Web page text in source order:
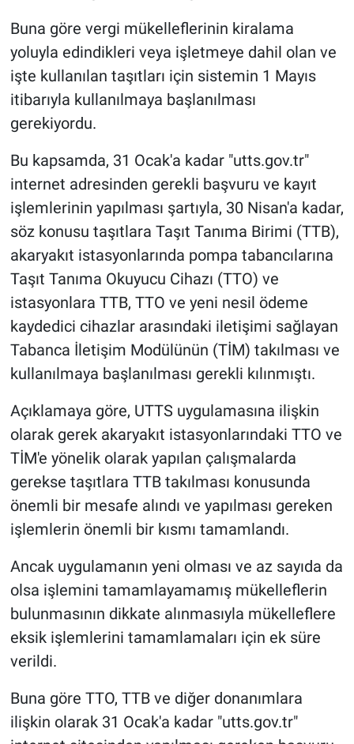
Buna göre vergi mükelleflerinin kiralama
yoluyla edindikleri veya işletmeye dahil olan ve
işte kullanılan taşıtları için sistemin 1 Mayıs
itibarıyla kullanılmaya başlanılması
gerekiyordu.
Bu kapsamda, 31 Ocak'a kadar "utts.gov.tr"
internet adresinden gerekli başvuru ve kayıt
işlemlerinin yapılması şartıyla, 30 Nisan'a kadar,
söz konusu taşıtlara Taşıt Tanıma Birimi (TTB),
akaryakıt istasyonlarında pompa tabancılarına
Taşıt Tanıma Okuyucu Cihazı (TTO) ve
istasyonlara TTB, TTO ve yeni nesil ödeme
kaydedici cihazlar arasındaki iletişimi sağlayan
Tabanca İletişim Modülünün (TİM) takılması ve
kullanılmaya başlanılması gerekli kılınmıştı.
Açıklamaya göre, UTTS uygulamasına ilişkin
olarak gerek akaryakıt istasyonlarındaki TTO ve
TİM'e yönelik olarak yapılan çalışmalarda
gerekse taşıtlara TTB takılması konusunda
önemli bir mesafe alındı ve yapılması gereken
işlemlerin önemli bir kısmı tamamlandı.
Ancak uygulamanın yeni olması ve az sayıda da
olsa işlemini tamamlayamamış mükelleflerin
bulunmasının dikkate alınmasıyla mükelleflere
eksik işlemlerini tamamlamaları için ek süre
verildi.
Buna göre TTO, TTB ve diğer donanımlara
ilişkin olarak 31 Ocak'a kadar "utts.gov.tr"